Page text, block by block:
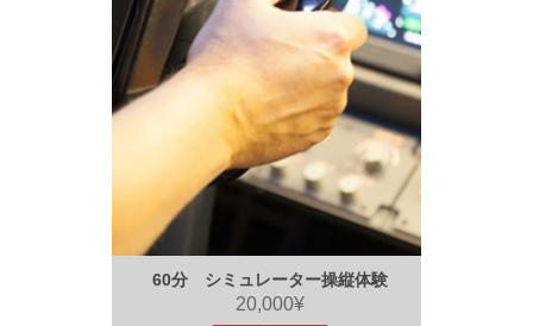
60分 シミュレーター操縦体験
20,000¥